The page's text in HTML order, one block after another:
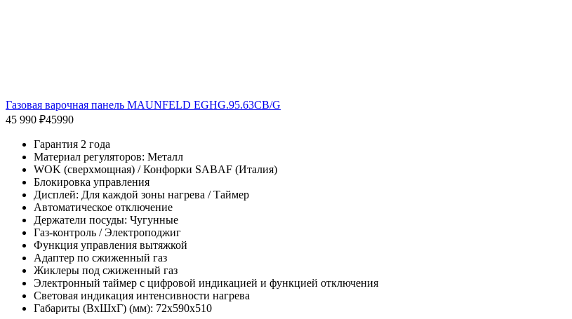
Газовая варочная панель MAUNFELD EGHG.95.63CB/G
45 990 ₽45990
Гарантия 2 года
Материал регуляторов: Металл
WOK (сверхмощная) / Конфорки SABAF (Италия)
Блокировка управления
Дисплей: Для каждой зоны нагрева / Таймер
Автоматическое отключение
Держатели посуды: Чугунные
Газ-контроль / Электроподжиг
Функция управления вытяжкой
Адаптер по сжиженный газ
Жиклеры под сжиженный газ
Электронный таймер с цифровой индикацией и функцией отключения
Световая индикация интенсивности нагрева
Габариты (ВхШхГ) (мм): 72x590x510